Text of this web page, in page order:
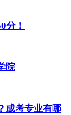
分！
院
成考专业有哪